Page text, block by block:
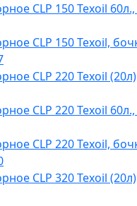
CLP 150 Texoil
CLP 150 Texoil,
CLP 220 Texoil (20л)
CLP 220 Texoil
CLP 220 Texoil,
CLP 320 Texoil (20л)